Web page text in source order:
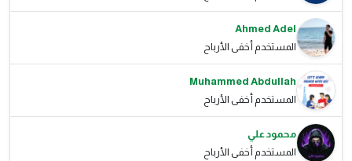
Ahmed Adel
المستخدم أخفى الأرباح
Muhammed Abdullah
المستخدم أخفى الأرباح
محمود علي
المستخدم أخفى الأرباح